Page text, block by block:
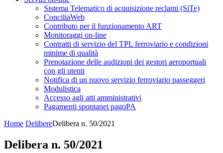
Sistema Telematico di acquisizione reclami (SiTe)
ConciliaWeb
Contributo per il funzionamento ART
Monitoraggi on-line
Contratti di servizio del TPL ferroviario e condizioni
minime di qualità
Prenotazione delle audizioni dei gestori aeroportuali
con gli utenti
Notifica di un nuovo servizio ferroviario passeggeri
Modulistica
Accesso agli atti amministrativi
Pagamenti spontanei pagoPA
Home DelibereDelibera n. 50/2021
Delibera n. 50/2021